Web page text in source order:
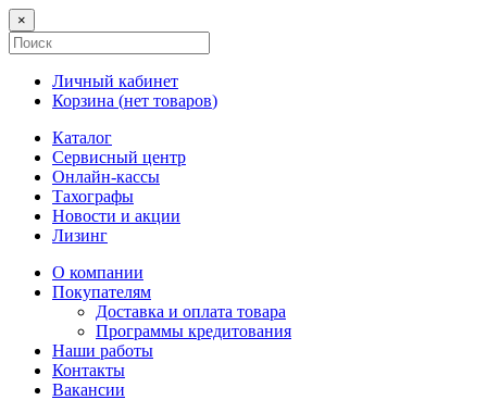
×
Личный кабинет
Корзина (нет товаров)
Каталог
Сервисный центр
Онлайн-кассы
Тахографы
Новости и акции
Лизинг
О компании
Покупателям
Доставка и оплата товара
Программы кредитования
Наши работы
Контакты
Вакансии